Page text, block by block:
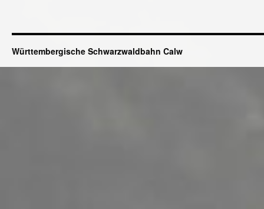
Württembergische Schwarzwaldbahn Calw